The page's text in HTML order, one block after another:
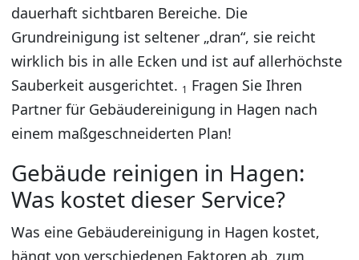
dauerhaft sichtbaren Bereiche. Die
Grundreinigung ist seltener „dran“, sie reicht
wirklich bis in alle Ecken und ist auf allerhöchste
Sauberkeit ausgerichtet. 1 Fragen Sie Ihren
Partner für Gebäudereinigung in Hagen nach
einem maßgeschneiderten Plan!
Gebäude reinigen in Hagen:
Was kostet dieser Service?
Was eine Gebäudereinigung in Hagen kostet,
hängt von verschiedenen Faktoren ab, zum